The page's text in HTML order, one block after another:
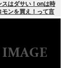
スはダサい！onは時
モンを買え！って言
ったんやが